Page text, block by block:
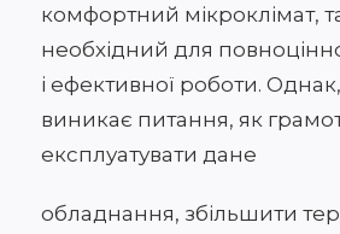
комфортний мікроклімат,
необхідний для
і ефективної роботи.
виникає питання, як
експлуатувати дане
обладнання, збільшити